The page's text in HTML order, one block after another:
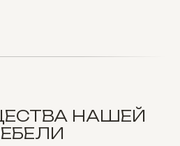
НАШЕЙ